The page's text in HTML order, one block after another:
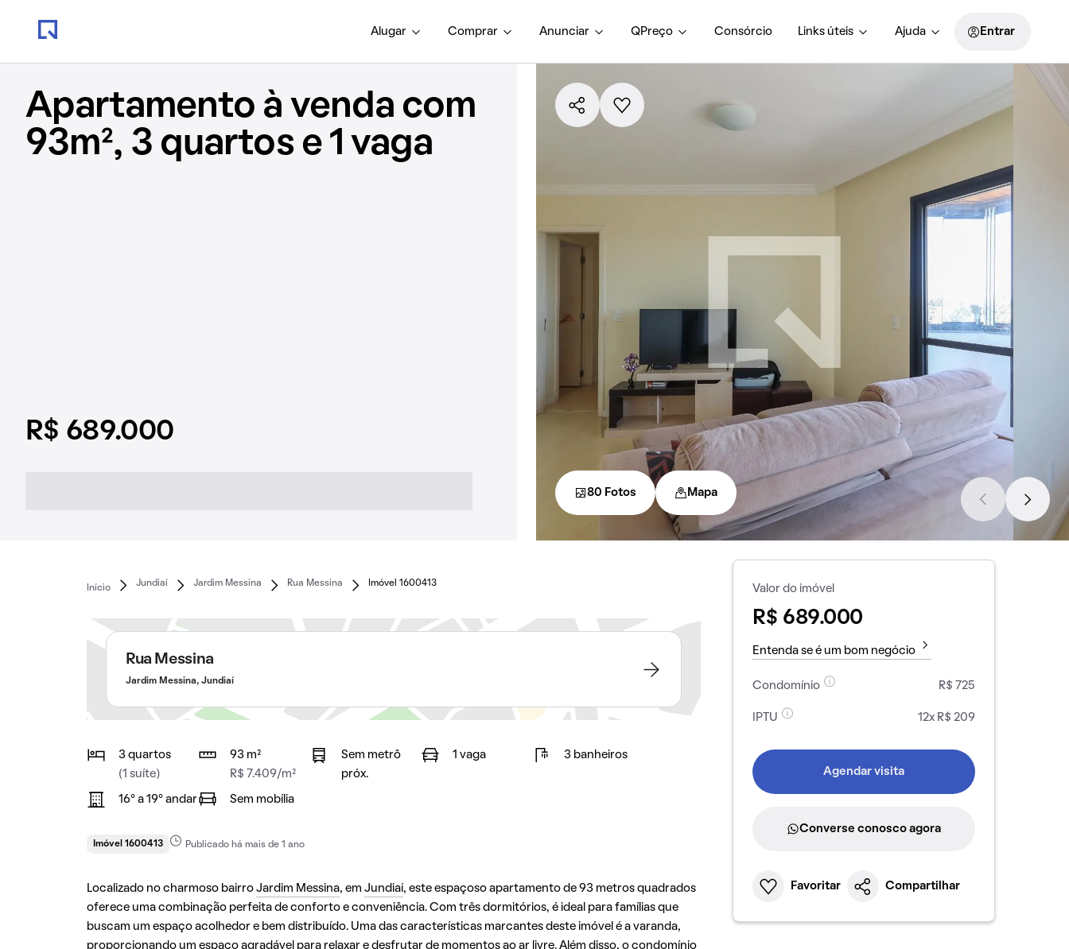
Alugar Comprar Anunciar QPreço Consórcio Links úteis Ajuda Entrar
Apartamento à venda com
93m², 3 quartos e 1 vaga
R$ 689.000
80 Fotos Mapa
Início
Jundiaí Jardim Messina Rua Messina Imóvel 1600413
Rua Messina
Jardim Messina, Jundiaí
3 quartos
(1 suíte)
93 m²
R$ 7.409/m²
Sem metrô
próx.
1 vaga 3 banheiros
16° a 19° andar Sem mobília
Imóvel 1600413 Publicado há mais de 1 ano
Localizado no charmoso bairro Jardim Messina, em Jundiaí, este espaçoso apartamento de 93 metros quadrados
oferece uma combinação perfeita de conforto e conveniência. Com três dormitórios, é ideal para famílias que
buscam um espaço acolhedor e bem distribuído. Uma das características marcantes deste imóvel é a varanda,
proporcionando um espaço agradável para relaxar e desfrutar de momentos ao ar livre. Além disso, o condomínio
Valor do imóvel
R$ 689.000
Entenda se é um bom negócio
Condomínio R$ 725
IPTU 12x R$ 209
Agendar visita
Converse conosco agora
Favoritar Compartilhar